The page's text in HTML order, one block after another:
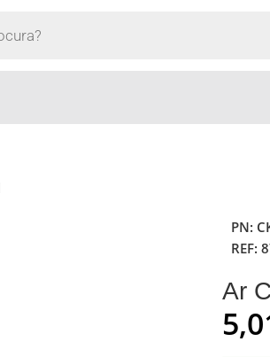
PN:
REF:
Ar